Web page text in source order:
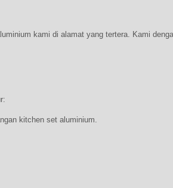
kami di alamat yang tertera. Kami
kitchen set aluminium.